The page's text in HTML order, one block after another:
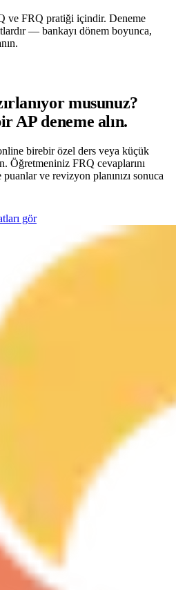
ve FRQ pratiği içindir. Deneme
— bankayı dönem boyunca,
musunuz?
AP deneme alın.
birebir özel ders veya küçük
Öğretmeniniz FRQ cevaplarını
ve revizyon planınızı sonuca
gör